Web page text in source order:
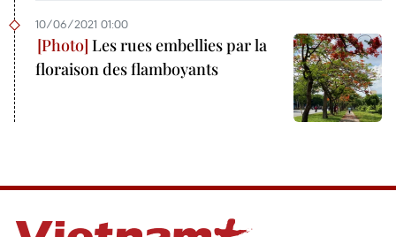
10/06/2021 01:00
Les rues embellies par la
floraison des flamboyants